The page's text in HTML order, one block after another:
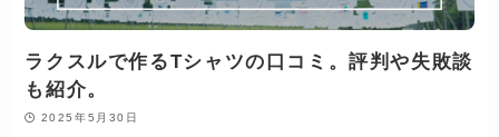
ラクスルで作るTシャツの口コミ。評判や失敗談
も紹介。
2025年5月30日